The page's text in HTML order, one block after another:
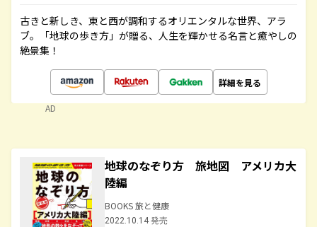
古きと新しき、東と西が調和するオリエンタルな世界、アラ
ブ。「地球の歩き方」が贈る、人生を輝かせる名言と癒やしの
絶景集！
詳細を見る
AD
地球のなぞり方 旅地図 アメリカ大
陸編
BOOKS 旅と健康
2022.10.14 発売